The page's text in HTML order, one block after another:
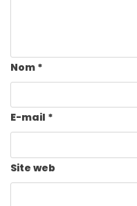
Nom *
E-mail *
Site web